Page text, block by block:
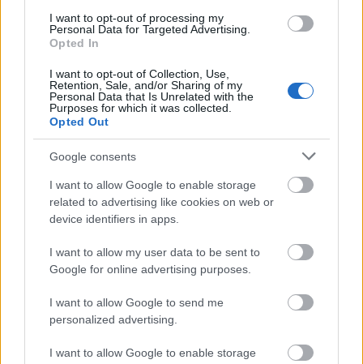
I want to opt-out of processing my
Personal Data for Targeted Advertising.
Opted In
I want to opt-out of Collection, Use,
Retention, Sale, and/or Sharing of my
Personal Data that Is Unrelated with the
Purposes for which it was collected.
Opted Out
Google consents
I want to allow Google to enable storage
related to advertising like cookies on web or
device identifiers in apps.
I want to allow my user data to be sent to
Google for online advertising purposes.
I want to allow Google to send me
personalized advertising.
I want to allow Google to enable storage
προσπέλασης στις τρεις νέες γέφυρες, οι οποίες
επίσης περιλαμβάνονται στο παρόν έργο.
Ακολουθήστε τοinsider.gr στο Google News
και μάθετε
πρώτοι όλες τιςειδήσειςαπό την Ελλάδα και τον κόσμο.